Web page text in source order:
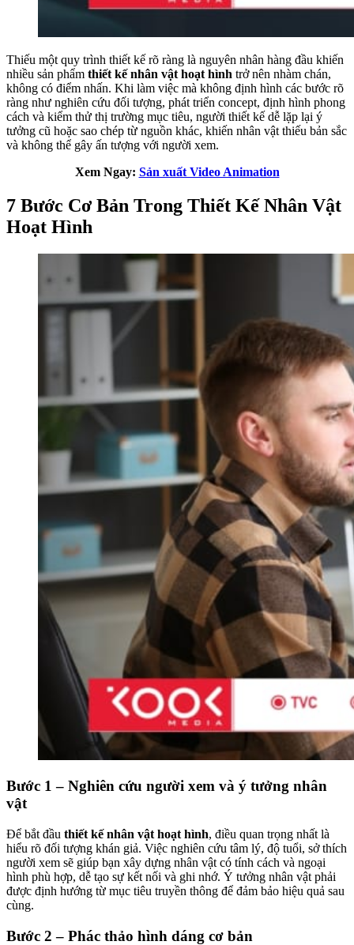
Thiếu một quy trình thiết kế rõ ràng là nguyên nhân hàng đầu khiến
nhiều sản phẩm thiết kế nhân vật hoạt hình trở nên nhàm chán,
không có điểm nhấn. Khi làm việc mà không định hình các bước rõ
ràng như nghiên cứu đối tượng, phát triển concept, định hình phong
cách và kiểm thử thị trường mục tiêu, người thiết kế dễ lặp lại ý
tưởng cũ hoặc sao chép từ nguồn khác, khiến nhân vật thiếu bản sắc
và không thể gây ấn tượng với người xem.
Xem Ngay: Sản xuất Video Animation
7 Bước Cơ Bản Trong Thiết Kế Nhân Vật
Hoạt Hình
Bước 1 – Nghiên cứu người xem và ý tưởng nhân
vật
Để bắt đầu thiết kế nhân vật hoạt hình, điều quan trọng nhất là
hiểu rõ đối tượng khán giả. Việc nghiên cứu tâm lý, độ tuổi, sở thích
người xem sẽ giúp bạn xây dựng nhân vật có tính cách và ngoại
hình phù hợp, dễ tạo sự kết nối và ghi nhớ. Ý tưởng nhân vật phải
được định hướng từ mục tiêu truyền thông để đảm bảo hiệu quả sau
cùng.
Bước 2 – Phác thảo hình dáng cơ bản